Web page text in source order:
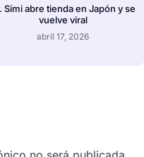
Simi abre tienda en Japón y se
vuelve viral
abril 17, 2026